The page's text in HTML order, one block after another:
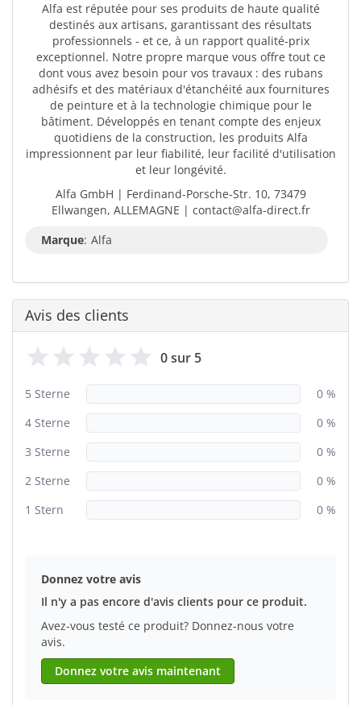
Alfa est réputée pour ses produits de haute qualité
destinés aux artisans, garantissant des résultats
professionnels - et ce, à un rapport qualité-prix
exceptionnel. Notre propre marque vous offre tout ce
dont vous avez besoin pour vos travaux : des rubans
adhésifs et des matériaux d'étanchéité aux fournitures
de peinture et à la technologie chimique pour le
bâtiment. Développés en tenant compte des enjeux
quotidiens de la construction, les produits Alfa
impressionnent par leur fiabilité, leur facilité d'utilisation
et leur longévité.
Alfa GmbH | Ferdinand-Porsche-Str. 10, 73479
Ellwangen, ALLEMAGNE | contact@alfa-direct.fr
Marque: Alfa
Avis des clients
0 sur 5
5 Sterne
0 %
4 Sterne
0 %
3 Sterne
0 %
2 Sterne
0 %
1 Stern
0 %
Donnez votre avis
Il n'y a pas encore d'avis clients pour ce produit.
Avez-vous testé ce produit? Donnez-nous votre
avis.
Donnez votre avis maintenant